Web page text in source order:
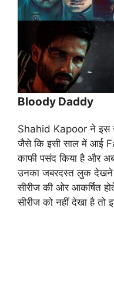
Bloody Daddy
Shahid Kapoor ने इस
जैसे कि इसी साल में आई
काफी पसंद किया है और
उनका जबरदस्त लुक देखने
सीरीज की ओर आकर्षित
सीरीज को नहीं देखा है